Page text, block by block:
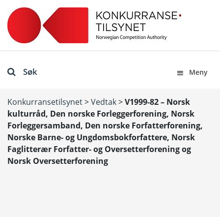
Søk Meny
Konkurransetilsynet>Vedtak>V1999-82 – Norsk
kulturråd, Den norske Forleggerforening, Norsk
Forleggersamband, Den norske Forfatterforening,
Norske Barne- og Ungdomsbokforfattere, Norsk
Faglitterær Forfatter- og Oversetterforening og
Norsk Oversetterforening